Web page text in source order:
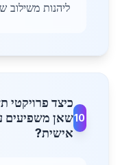
ליהנות משילוב
10
כיצד פרויקטי
שאן משפיעים
אישית?